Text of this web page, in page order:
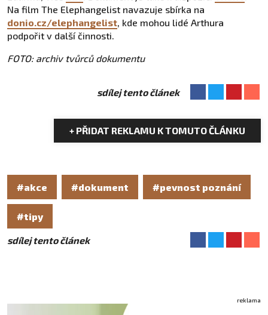
Na film The Elephangelist navazuje sbírka na
donio.cz/elephangelist, kde mohou lidé Arthura
podpořit v další činnosti.
FOTO: archiv tvůrců dokumentu
sdílej tento článek
+ PŘIDAT REKLAMU K TOMUTO ČLÁNKU
#akce #dokument #pevnost poznání
#tipy
sdílej tento článek
reklama